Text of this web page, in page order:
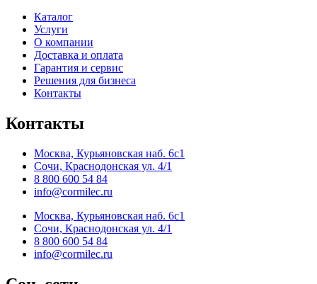
Каталог
Услуги
О компании
Доставка и оплата
Гарантия и сервис
Решения для бизнеса
Контакты
Контакты
Москва, Курьяновская наб. 6с1
Сочи, Краснодонская ул. 4/1
8 800 600 54 84
info@cormilec.ru
Москва, Курьяновская наб. 6с1
Сочи, Краснодонская ул. 4/1
8 800 600 54 84
info@cormilec.ru